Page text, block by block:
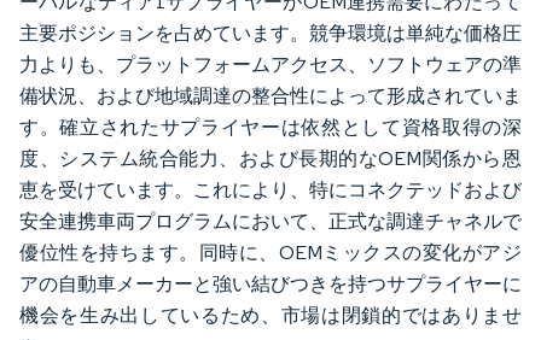
主要ポジションを占めています。競争環境は単純な価格圧
力よりも、プラットフォームアクセス、ソフトウェアの準
備状況、および地域調達の整合性によって形成されていま
す。確立されたサプライヤーは依然として資格取得の深
度、システム統合能力、および長期的なOEM関係から恩
恵を受けています。これにより、特にコネクテッドおよび
安全連携車両プログラムにおいて、正式な調達チャネルで
優位性を持ちます。同時に、OEMミックスの変化がアジ
アの自動車メーカーと強い結びつきを持つサプライヤーに
機会を生み出しているため、市場は閉鎖的ではありませ